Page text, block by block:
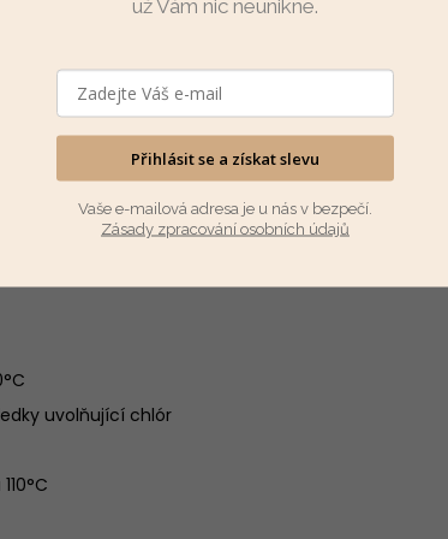
Hodnocení Diskuze
vel. 68. Tepláčky jsou zakončené do
uvolňující chlór
už Vám nic neunikne.
Přihlásit se a získat slevu
Vaše e-mailová adresa je u nás v bezpečí.
Zásady zpracování osobních údajů